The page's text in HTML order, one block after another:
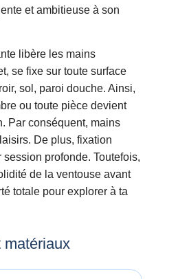
et ambitieuse à son
libère les mains
se fixe sur toute surface
sol, paroi douche. Ainsi,
ou toute pièce devient
Par conséquent, mains
De plus, fixation
profonde. Toutefois,
de la ventouse avant
totale pour explorer à ta
matériaux